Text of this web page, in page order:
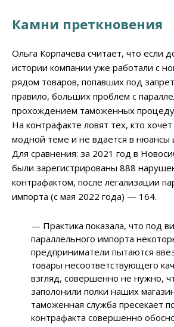
Камни преткновения
Ольга Корпачева считает, что если
истории компании уже работали с
рядом товаров, попавших под
правило, больших проблем с
прохождением таможенных
На контрафакте ловят тех, кто
модной теме и не вдается в нюансы
Для сравнения: за 2021 год в
были зарегистрированы 888
контрафактом, после легализации
импорта (с мая 2022 года) — 164.
— Практика показала, что под
параллельного импорта
предприниматели пытаются
товары несоответствующего
взгляд, совершенно не нужно,
заполонили полки наших
таможенная служба пресекает
контрафакта совершенно